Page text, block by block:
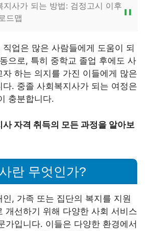
지사가 되는 방법: 검정고시 이후
드맵
업은 많은 사람들에게 도움이 되
으로, 특히 중학교 졸업 후에도 사
자 하는 의지를 가진 이들에게 많은
다. 중졸 사회복지사가 되는 여정은
충분합니다.
사 자격 취득의 모든 과정을 알아보
란 무엇인가?
, 가족 또는 집단의 복지를 지원
개선하기 위해 다양한 사회 서비스
가입니다. 이들은 다양한 환경에서